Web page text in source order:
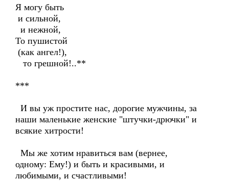
Я могу быть
и сильной,
и нежной,
То пушистой
(как ангел!),
то грешной!..**
***
И вы уж простите нас, дорогие мужчины, за
наши маленькие женские "штучки-дрючки" и
всякие хитрости!
Мы же хотим нравиться вам (вернее,
одному: Ему!) и быть и красивыми, и
любимыми, и счастливыми!